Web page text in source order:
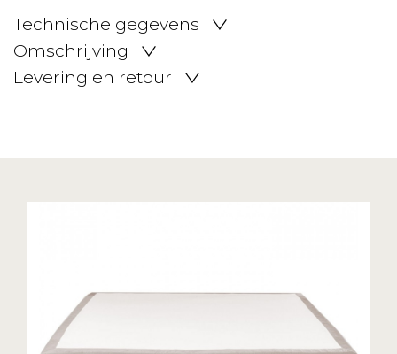
Technische gegevens
Omschrijving
Levering en retour